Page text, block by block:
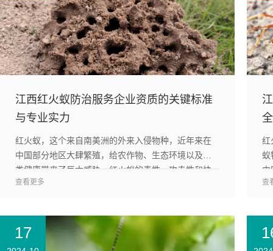
江西红火蚁防治服务企业资质的关键标准
与专业实力
红火蚁，这个来自南美洲的外来入侵物种，近年来在
中国部分地区大肆繁殖，给农作物、生态环境以及人
类健康带来了巨大威胁。红火蚁的毒性、攻击性和快
速繁殖能力使其成为了备受关注的生态问题。由于其
查看更多
红
蚁
中
态
查
17